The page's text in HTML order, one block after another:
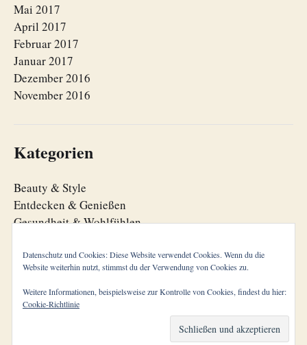
Mai 2017
April 2017
Februar 2017
Januar 2017
Dezember 2016
November 2016
Kategorien
Beauty & Style
Entdecken & Genießen
Gesundheit & Wohlfühlen
Lebensorganisation
Zeitgeist
Theme vonAnders Norén
Datenschutz und Cookies: Diese Website verwendet Cookies. Wenn du die
Website weiterhin nutzt, stimmst du der Verwendung von Cookies zu.
Weitere Informationen, beispielsweise zur Kontrolle von Cookies, findest du hier:
Cookie-Richtlinie